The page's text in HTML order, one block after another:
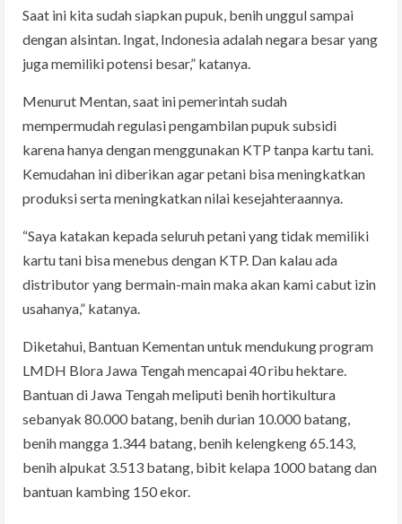
Saat ini kita sudah siapkan pupuk, benih unggul sampai
dengan alsintan. Ingat, Indonesia adalah negara besar yang
juga memiliki potensi besar,” katanya.
Menurut Mentan, saat ini pemerintah sudah
mempermudah regulasi pengambilan pupuk subsidi
karena hanya dengan menggunakan KTP tanpa kartu tani.
Kemudahan ini diberikan agar petani bisa meningkatkan
produksi serta meningkatkan nilai kesejahteraannya.
“Saya katakan kepada seluruh petani yang tidak memiliki
kartu tani bisa menebus dengan KTP. Dan kalau ada
distributor yang bermain-main maka akan kami cabut izin
usahanya,” katanya.
Diketahui, Bantuan Kementan untuk mendukung program
LMDH Blora Jawa Tengah mencapai 40 ribu hektare.
Bantuan di Jawa Tengah meliputi benih hortikultura
sebanyak 80.000 batang, benih durian 10.000 batang,
benih mangga 1.344 batang, benih kelengkeng 65.143,
benih alpukat 3.513 batang, bibit kelapa 1000 batang dan
bantuan kambing 150 ekor.